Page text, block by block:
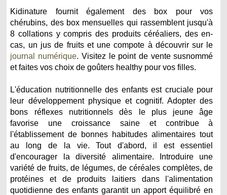
Kidinature fournit également des box pour vos
chérubins, des box mensuelles qui rassemblent jusqu'à
8 collations y compris des produits céréaliers, des en-
cas, un jus de fruits et une compote à découvrir sur le
journal numérique. Visitez le point de vente susnommé
et faites vos choix de goûters healthy pour vos filles.
L'éducation nutritionnelle des enfants est cruciale pour
leur développement physique et cognitif. Adopter des
bons réflexes nutritionnels dès le plus jeune âge
favorise une croissance saine et contribue à
l'établissement de bonnes habitudes alimentaires tout
au long de la vie. Tout d'abord, il est essentiel
d'encourager la diversité alimentaire. Introduire une
variété de fruits, de légumes, de céréales complètes, de
protéines et de produits laitiers dans l'alimentation
quotidienne des enfants garantit un apport équilibré en